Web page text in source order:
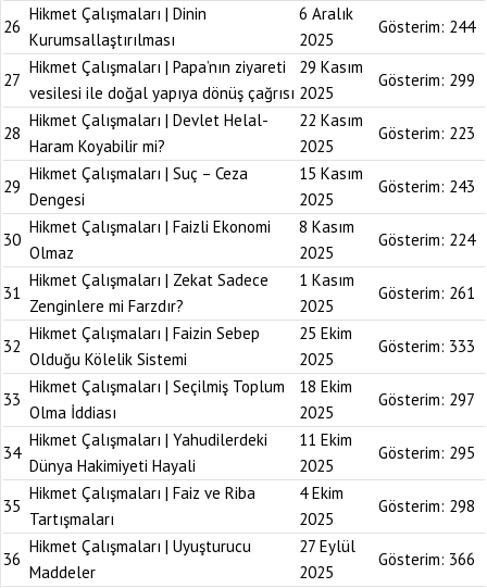
26
Hikmet Çalışmaları | Dinin
Kurumsallaştırılması
6 Aralık
2025
Gösterim: 244
27
Hikmet Çalışmaları | Papa’nın ziyareti
vesilesi ile doğal yapıya dönüş çağrısı
29 Kasım
2025
Gösterim: 299
28
Hikmet Çalışmaları | Devlet Helal-
Haram Koyabilir mi?
22 Kasım
2025
Gösterim: 223
29
Hikmet Çalışmaları | Suç – Ceza
Dengesi
15 Kasım
2025
Gösterim: 243
30
Hikmet Çalışmaları | Faizli Ekonomi
Olmaz
8 Kasım
2025
Gösterim: 224
31
Hikmet Çalışmaları | Zekat Sadece
Zenginlere mi Farzdır?
1 Kasım
2025
Gösterim: 261
32
Hikmet Çalışmaları | Faizin Sebep
Olduğu Kölelik Sistemi
25 Ekim
2025
Gösterim: 333
33
Hikmet Çalışmaları | Seçilmiş Toplum
Olma İddiası
18 Ekim
2025
Gösterim: 297
34
Hikmet Çalışmaları | Yahudilerdeki
Dünya Hakimiyeti Hayali
11 Ekim
2025
Gösterim: 295
35
Hikmet Çalışmaları | Faiz ve Riba
Tartışmaları
4 Ekim
2025
Gösterim: 298
36
Hikmet Çalışmaları | Uyuşturucu
Maddeler
27 Eylül
2025
Gösterim: 366